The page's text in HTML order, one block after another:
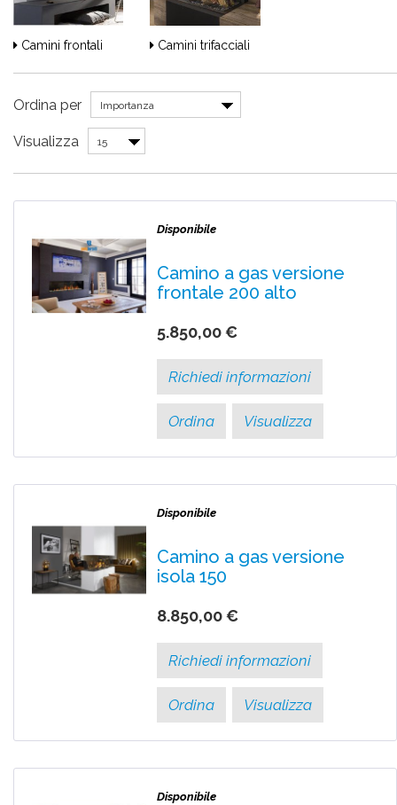
Camini frontali Camini trifacciali
Ordina per Importanza
Visualizza 15
Disponibile
Camino a gas versione
frontale 200 alto
5.850,00 €
Richiedi informazioni
Ordina Visualizza
Disponibile
Camino a gas versione
isola 150
8.850,00 €
Richiedi informazioni
Ordina Visualizza
Disponibile